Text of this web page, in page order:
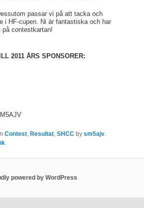
passar vi på att tacka och
i HF-cupen. Ni är fantastiska och har
contestkartan!
2011 ÅRS SPONSORER:
Contest ,Resultat ,SHCC bysm5ajv
powered by WordPress